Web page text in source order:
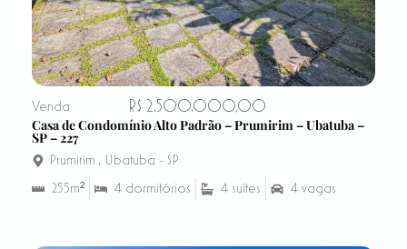
Venda
R$ 2.500.000,00
Casa de Condomínio Alto Padrão – Prumirim – Ubatuba –
SP – 227
Prumirim , Ubatuba - SP
255m²
4 dormitórios 4 suítes 4 vagas